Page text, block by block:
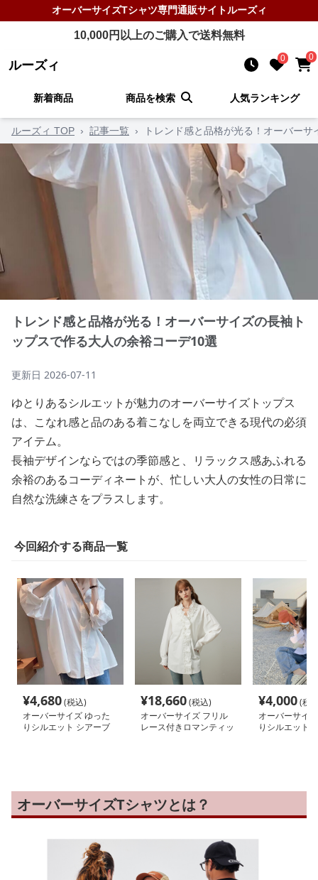
オーバーサイズTシャツ専門通販サイトルーズィ
10,000円以上のご購入で送料無料
ルーズィ 0 0
新着商品 商品を検索 人気ランキング
ルーズィ TOP › 記事一覧 › トレンド感と品格が光る！オーバー
トレンド感と品格が光る！オーバーサイズの長袖ト
ップスで作る大人の余裕コーデ10選
更新日 2026-07-11
ゆとりあるシルエットが魅力のオーバーサイズトップス
は、こなれ感と品のある着こなしを両立できる現代の必須
アイテム。
長袖デザインならではの季節感と、リラックス感あふれる
余裕のあるコーディネートが、忙しい大人の女性の日常に
自然な洗練さをプラスします。
今回紹介する商品一覧
¥4,680(税込)
オーバーサイズ ゆった
りシルエット シアーブ
¥18,660(税込)
オーバーサイズ フリル
レース付きロマンティッ
¥4,000(税
オーバーサイ
りシルエット
オーバーサイズTシャツとは？